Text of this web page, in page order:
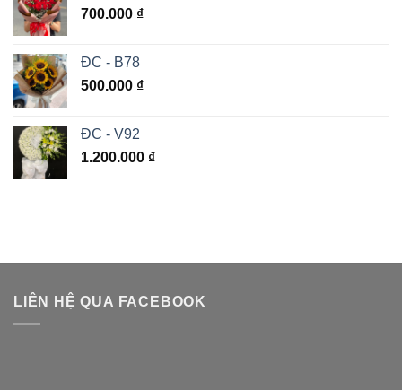
700.000 ₫
ĐC - B78
500.000 ₫
ĐC - V92
1.200.000 ₫
LIÊN HỆ QUA FACEBOOK